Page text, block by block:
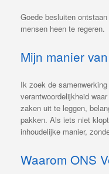
Goede besluiten
mensen heen te regeren.
Mijn manier
Ik zoek de
verantwoordelijkheid
zaken uit te leggen,
pakken. Als iets niet
inhoudelijke manier,
Waarom ONS